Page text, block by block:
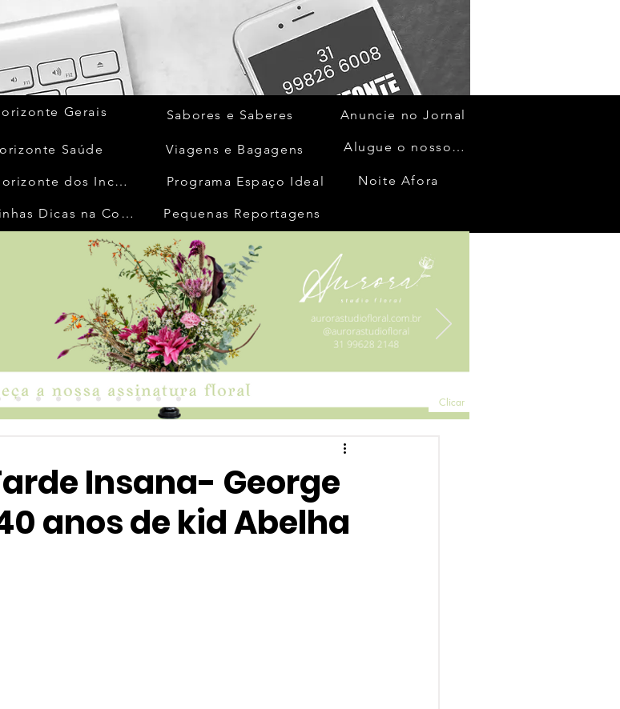
Gerais
Saúde
Horizonte dos Inconfidentes
Minhas Dicas na Cozinha
Sabores e Saberes
Viagens e Bagagens
Programa Espaço Ideal
Anuncie no Jornal
Alugue o nosso espaço
Noite Afora
Pequenas Reportagens
Clicar
Insana- George
anos de kid Abelha